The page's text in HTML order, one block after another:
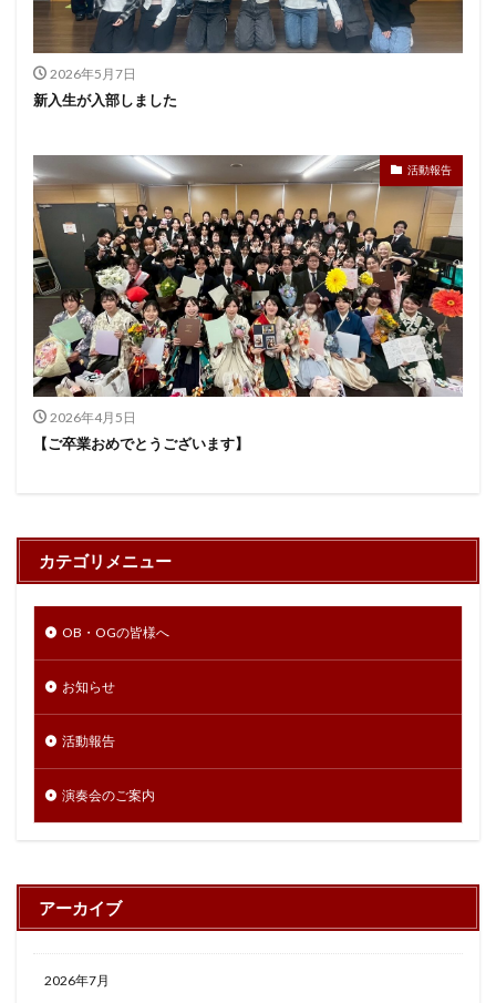
2026年5月7日
新入生が入部しました
活動報告
2026年4月5日
【ご卒業おめでとうございます】
カテゴリメニュー
OB・OGの皆様へ
お知らせ
活動報告
演奏会のご案内
アーカイブ
2026年7月